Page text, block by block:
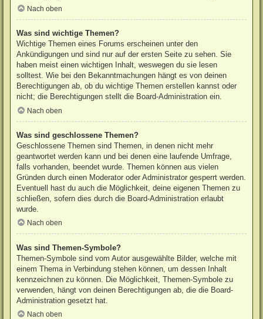
Nach oben
Was sind wichtige Themen?
Wichtige Themen eines Forums erscheinen unter den
Ankündigungen und sind nur auf der ersten Seite zu sehen. Sie
haben meist einen wichtigen Inhalt, weswegen du sie lesen
solltest. Wie bei den Bekanntmachungen hängt es von deinen
Berechtigungen ab, ob du wichtige Themen erstellen kannst oder
nicht; die Berechtigungen stellt die Board-Administration ein.
Nach oben
Was sind geschlossene Themen?
Geschlossene Themen sind Themen, in denen nicht mehr
geantwortet werden kann und bei denen eine laufende Umfrage,
falls vorhanden, beendet wurde. Themen können aus vielen
Gründen durch einen Moderator oder Administrator gesperrt werden.
Eventuell hast du auch die Möglichkeit, deine eigenen Themen zu
schließen, sofern dies durch die Board-Administration erlaubt
wurde.
Nach oben
Was sind Themen-Symbole?
Themen-Symbole sind vom Autor ausgewählte Bilder, welche mit
einem Thema in Verbindung stehen können, um dessen Inhalt
kennzeichnen zu können. Die Möglichkeit, Themen-Symbole zu
verwenden, hängt von deinen Berechtigungen ab, die die Board-
Administration gesetzt hat.
Nach oben